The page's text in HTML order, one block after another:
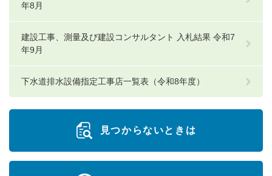
年8月
建設工事、測量及び建設コンサルタント 入札結果 令和7
年9月
下水道排水設備指定工事店一覧表（令和8年度）
見つからないときは